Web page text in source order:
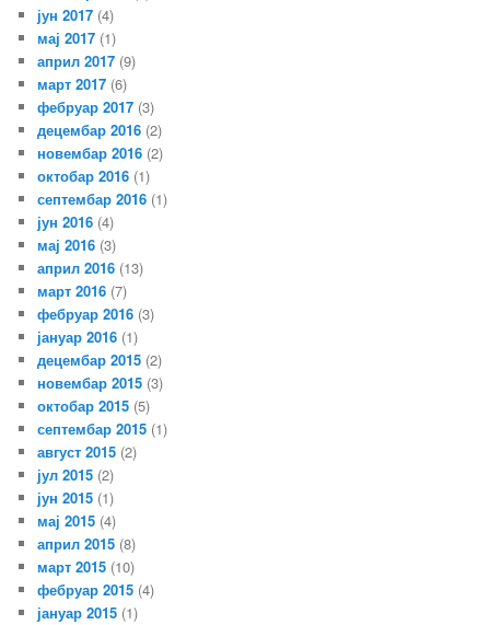
јун 2017 (4)
мај 2017 (1)
април 2017 (9)
март 2017 (6)
фебруар 2017 (3)
децембар 2016 (2)
новембар 2016 (2)
октобар 2016 (1)
септембар 2016 (1)
јун 2016 (4)
мај 2016 (3)
април 2016 (13)
март 2016 (7)
фебруар 2016 (3)
јануар 2016 (1)
децембар 2015 (2)
новембар 2015 (3)
октобар 2015 (5)
септембар 2015 (1)
август 2015 (2)
јул 2015 (2)
јун 2015 (1)
мај 2015 (4)
април 2015 (8)
март 2015 (10)
фебруар 2015 (4)
јануар 2015 (1)